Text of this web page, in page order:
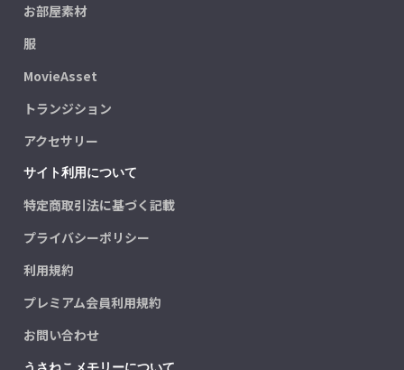
お部屋素材
服
MovieAsset
トランジション
アクセサリー
サイト利用について
特定商取引法に基づく記載
プライバシーポリシー
利用規約
プレミアム会員利用規約
お問い合わせ